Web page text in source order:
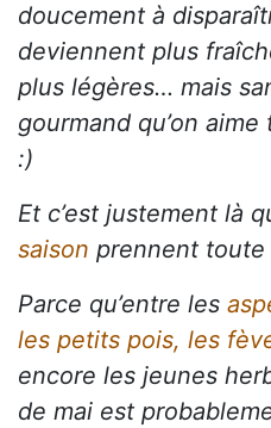
doucement à
deviennent plus
plus légères… mais
gourmand qu’on
:)
Et c’est justement là
saison prennent toute
Parce qu’entre les
les petits pois, les
encore les jeunes
de mai est